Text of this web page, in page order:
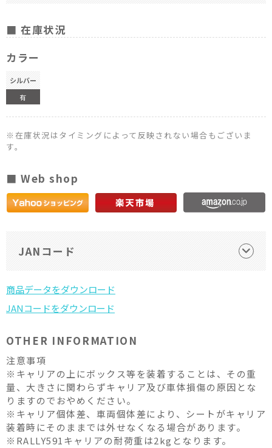
■ 在庫状況
カラー
シルバー
有
※在庫状況はタイミングによって反映されない場合もございま
す。
■ Web shop
JANコード
OTHER INFORMATION
注意事項
※キャリアの上にボックス等を装着することは、その重
量、大きさに関わらずキャリア及び車体損傷の原因とな
りますのでおやめください。
※キャリア個体差、車両個体差により、シートがキャリア
装着時にそのままでは外せなくなる場合があります。
※RALLY591キャリアの耐荷重は2kgとなります。